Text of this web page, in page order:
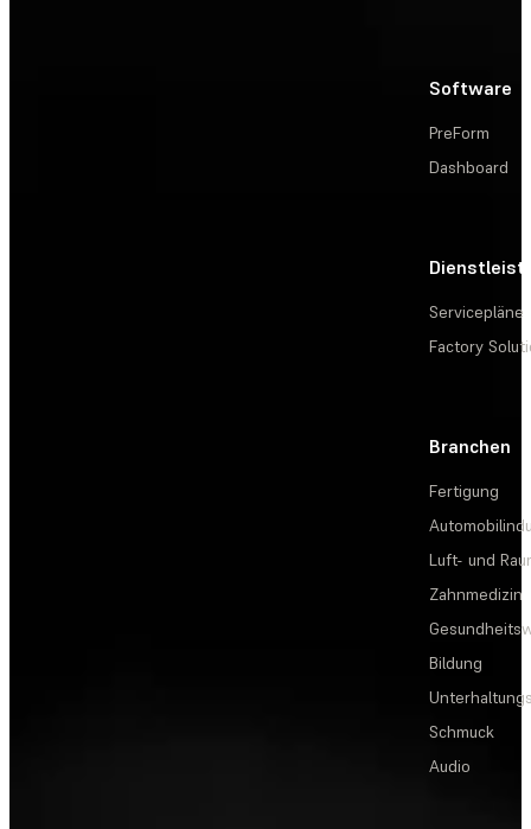
Software
PreForm
Dashboard
Servicepläne
Factory
Branchen
Fertigung
Luft- und
Zahnmedizin
Bildung
Schmuck
Audio